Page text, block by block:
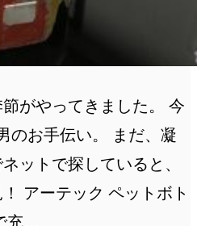
がやってきました。 今
のお手伝い。 まだ、凝
ットで探していると、
アーテック ペットボト
充…